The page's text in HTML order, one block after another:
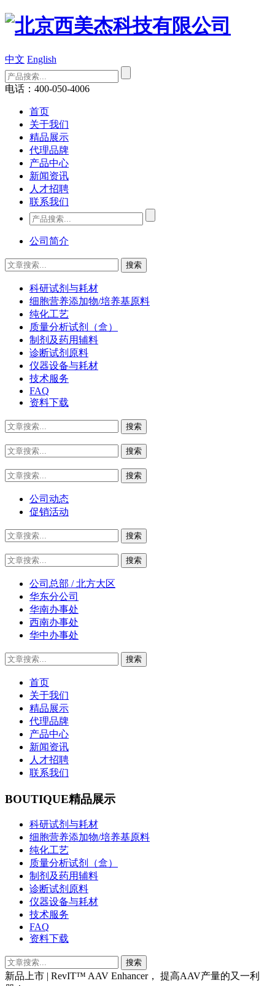
中文 English
电话：400-050-4006
首页
关于我们
精品展示
代理品牌
产品中心
新闻资讯
人才招聘
联系我们
公司简介
科研试剂与耗材
细胞营养添加物/培养基原料
纯化工艺
质量分析试剂（盒）
制剂及药用辅料
诊断试剂原料
仪器设备与耗材
技术服务
FAQ
资料下载
公司动态
促销活动
公司总部 / 北方大区
华东分公司
华南办事处
西南办事处
华中办事处
首页
关于我们
精品展示
代理品牌
产品中心
新闻资讯
人才招聘
联系我们
BOUTIQUE精品展示
科研试剂与耗材
细胞营养添加物/培养基原料
纯化工艺
质量分析试剂（盒）
制剂及药用辅料
诊断试剂原料
仪器设备与耗材
技术服务
FAQ
资料下载
新品上市 | RevIT™ AAV Enhancer， 提高AAV产量的又一利